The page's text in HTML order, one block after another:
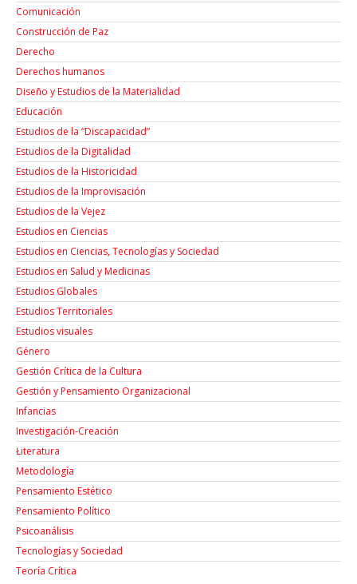
Comunicación
Construcción de Paz
Derecho
Derechos humanos
Diseño y Estudios de la Materialidad
Educación
Estudios de la “Discapacidad”
Estudios de la Digitalidad
Estudios de la Historicidad
Estudios de la Improvisación
Estudios de la Vejez
Estudios en Ciencias
Estudios en Ciencias, Tecnologías y Sociedad
Estudios en Salud y Medicinas
Estudios Globales
Estudios Territoriales
Estudios visuales
Género
Gestión Crítica de la Cultura
Gestión y Pensamiento Organizacional
Infancias
Investigación-Creación
Łiteratura
Metodología
Pensamiento Estético
Pensamiento Político
Psicoanálisis
Tecnologías y Sociedad
Teoría Crítica